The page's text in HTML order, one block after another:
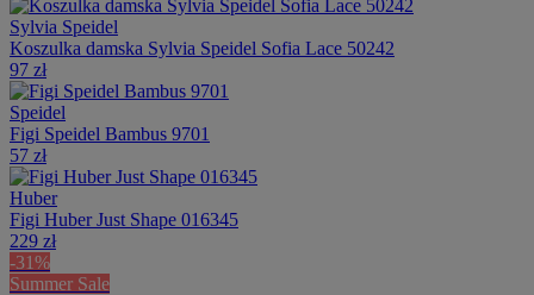
Sylvia Speidel
Koszulka damska Sylvia Speidel Sofia Lace 50242
97 zł
Speidel
Figi Speidel Bambus 9701
57 zł
Huber
Figi Huber Just Shape 016345
229 zł
-31%
Summer Sale